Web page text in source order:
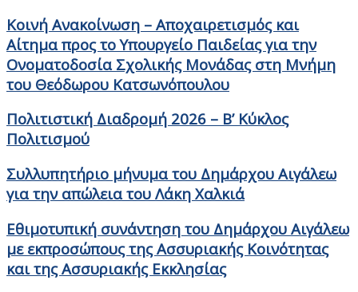
Κοινή Ανακοίνωση – Αποχαιρετισμός και
Αίτημα προς το Υπουργείο Παιδείας για την
Ονοματοδοσία Σχολικής Μονάδας στη Μνήμη
του Θεόδωρου Κατσωνόπουλου
Πολιτιστική Διαδρομή 2026 – Β’ Κύκλος
Πολιτισμού
Συλλυπητήριο μήνυμα του Δημάρχου Αιγάλεω
για την απώλεια του Λάκη Χαλκιά
Εθιμοτυπική συνάντηση του Δημάρχου Αιγάλεω
με εκπροσώπους της Ασσυριακής Κοινότητας
και της Ασσυριακής Εκκλησίας